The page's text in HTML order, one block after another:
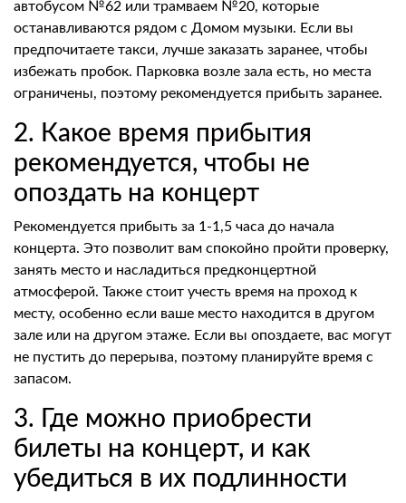
автобусом №62 или трамваем №20, которые
останавливаются рядом с Домом музыки. Если вы
предпочитаете такси, лучше заказать заранее, чтобы
избежать пробок. Парковка возле зала есть, но места
ограничены, поэтому рекомендуется прибыть заранее.
2. Какое время прибытия
рекомендуется, чтобы не
опоздать на концерт
Рекомендуется прибыть за 1-1,5 часа до начала
концерта. Это позволит вам спокойно пройти проверку,
занять место и насладиться предконцертной
атмосферой. Также стоит учесть время на проход к
месту, особенно если ваше место находится в другом
зале или на другом этаже. Если вы опоздаете, вас могут
не пустить до перерыва, поэтому планируйте время с
запасом.
3. Где можно приобрести
билеты на концерт, и как
убедиться в их подлинности